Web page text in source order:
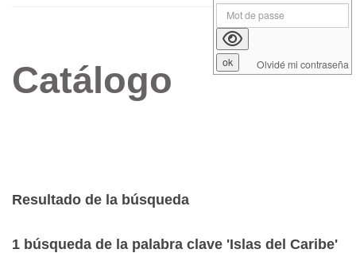
Catálogo
Resultado de la búsqueda
1 búsqueda de la palabra clave 'Islas del Caribe'
Olvidé mi contraseña